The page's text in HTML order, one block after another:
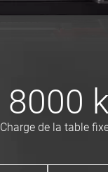
8000
Charge de la table